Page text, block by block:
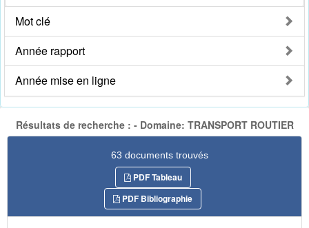
Mot clé
Année rapport
Année mise en ligne
Résultats de recherche : - Domaine: TRANSPORT ROUTIER
63 documents trouvés
PDF Tableau
PDF Bibliographie